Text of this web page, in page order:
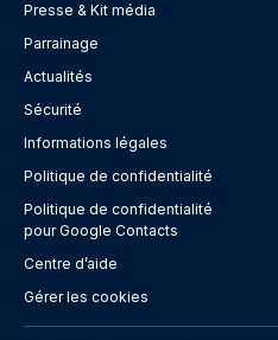
Presse & Kit média
Parrainage
Actualités
Sécurité
Informations légales
Politique de confidentialité
Politique de confidentialité
pour Google Contacts
Centre d’aide
Gérer les cookies